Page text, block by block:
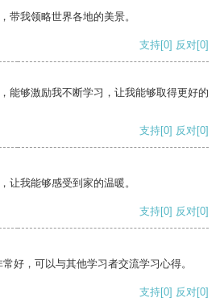
带我领略世界各地的美景。
支持[0] 反对[0]
能够激励我不断学习，让我能够取得更好的
支持[0] 反对[0]
让我能够感受到家的温暖。
支持[0] 反对[0]
好，可以与其他学习者交流学习心得。
支持[0] 反对[0]